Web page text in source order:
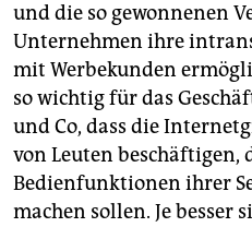
und die so gewonnenen
Unternehmen ihre
mit Werbekunden
so wichtig für das
und Co, dass die
von Leuten beschäftigen,
Bedienfunktionen ihrer
machen sollen. Je besser